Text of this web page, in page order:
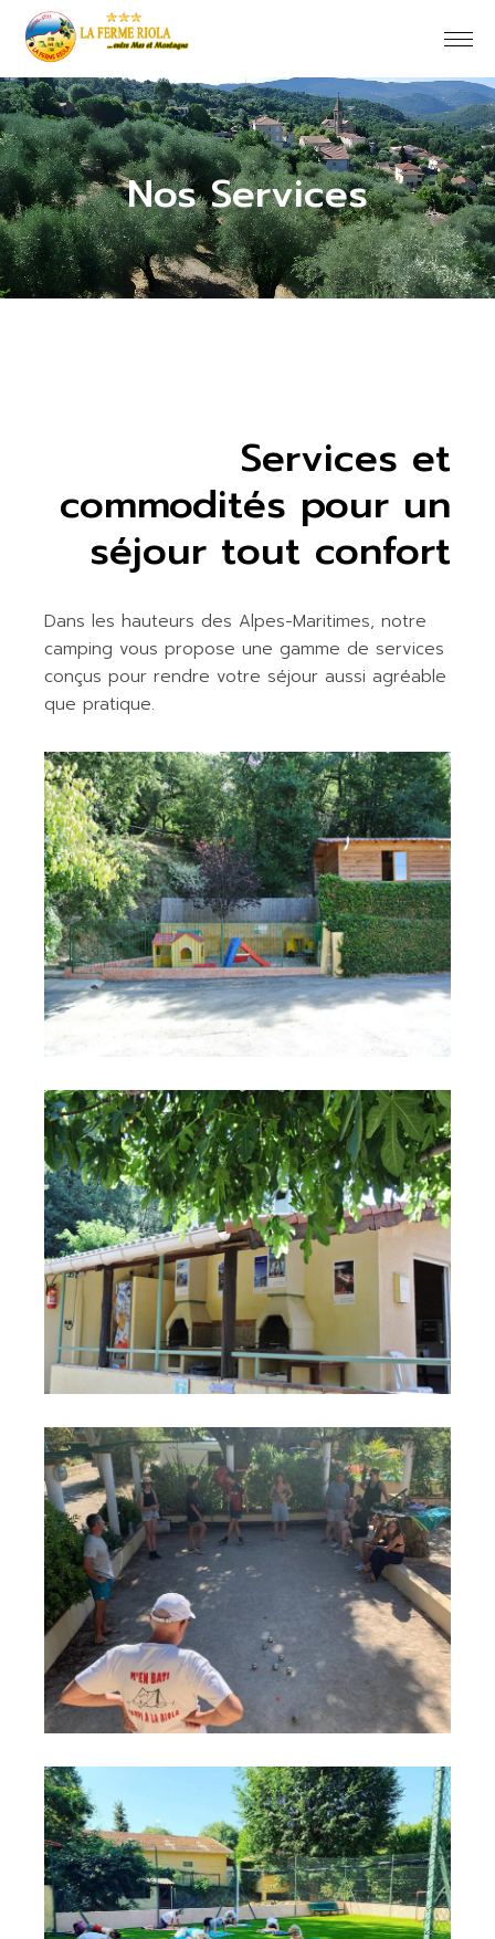
Nos Services
Services et
commodités pour un
séjour tout confort
Dans les hauteurs des Alpes-Maritimes, notre
camping vous propose une gamme de services
conçus pour rendre votre séjour aussi agréable
que pratique.